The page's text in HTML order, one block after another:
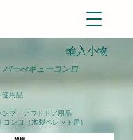
​輸入小物
バーべキューコンロ
使用品
ンプ、アウトドア用品
ンロ（木製ペレット用）